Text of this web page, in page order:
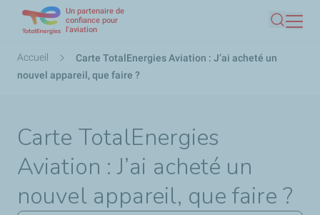
contenu
Un partenaire de
confiance pour
l'aviation
Fil
d'Ariane
Accueil
Carte TotalEnergies Aviation : J’ai acheté un
nouvel appareil, que faire ?
Carte TotalEnergies
Aviation : J’ai acheté un
nouvel appareil, que faire ?